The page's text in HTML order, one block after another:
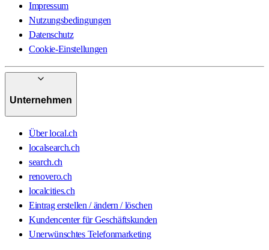
Impressum
Nutzungsbedingungen
Datenschutz
Cookie-Einstellungen
Unternehmen
Über local.ch
localsearch.ch
search.ch
renovero.ch
localcities.ch
Eintrag erstellen / ändern / löschen
Kundencenter für Geschäftskunden
Unerwünschtes Telefonmarketing